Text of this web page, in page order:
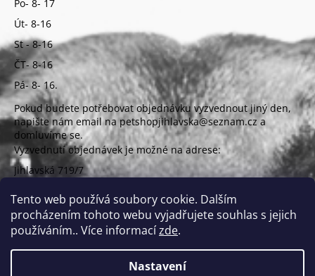
Tento web používá soubory cookie. Dalším
procházením tohoto webu vyjadřujete souhlas s jejich
používáním.. Více informacízde.
Nastavení
Po- 8- 17
Út- 8-16
St - 8-16
ČT- 8-16
Pá- 8- 16.
Pokud budete potřebovat objednávku vyzvednout jiný den,
napište nám email na petshopjihlavska@seznam.cz a
domluvíme se.
Vyzvednutí objednávek je možné na adrese:
Jihlavská 719/7
(vchod z ulice Uzbecká)